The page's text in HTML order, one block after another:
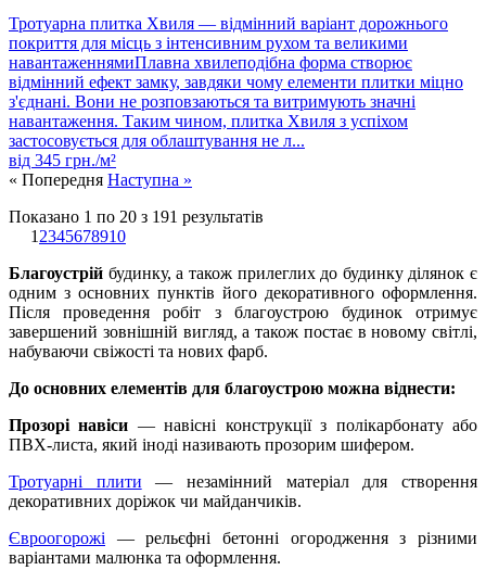
Тротуарна плитка Хвиля — відмінний варіант дорожнього
покриття для місць з інтенсивним рухом та великими
навантаженнямиПлавна хвилеподібна форма створює
відмінний ефект замку, завдяки чому елементи плитки міцно
з'єднані. Вони не розповзаються та витримують значні
навантаження. Таким чином, плитка Хвиля з успіхом
застосовується для облаштування не л...
від 345 грн./м²
« Попередня Наступна »
Показано 1 по 20 з 191 результатів
1 2345678910
Благоустрій будинку, а також прилеглих до будинку ділянок є
одним з основних пунктів його декоративного оформлення.
Після проведення робіт з благоустрою будинок отримує
завершений зовнішній вигляд, а також постає в новому світлі,
набуваючи свіжості та нових фарб.
До основних елементів для благоустрою можна віднести:
Прозорі навіси — навісні конструкції з полікарбонату або
ПВХ-листа, який іноді називають прозорим шифером.
Тротуарні плити — незамінний матеріал для створення
декоративних доріжок чи майданчиків.
Євроогорожі — рельєфні бетонні огородження з різними
варіантами малюнка та оформлення.